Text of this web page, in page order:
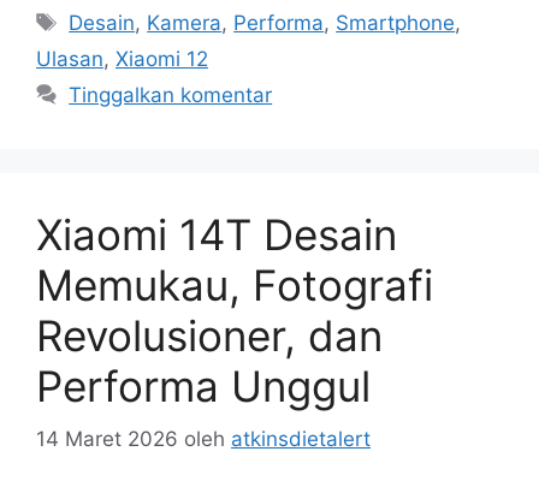
Tag
Desain, Kamera, Performa, Smartphone,
Ulasan, Xiaomi 12
Tinggalkan komentar
Xiaomi 14T Desain
Memukau, Fotografi
Revolusioner, dan
Performa Unggul
14 Maret 2026 oleh atkinsdietalert